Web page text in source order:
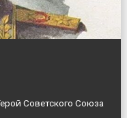
Советского Союза